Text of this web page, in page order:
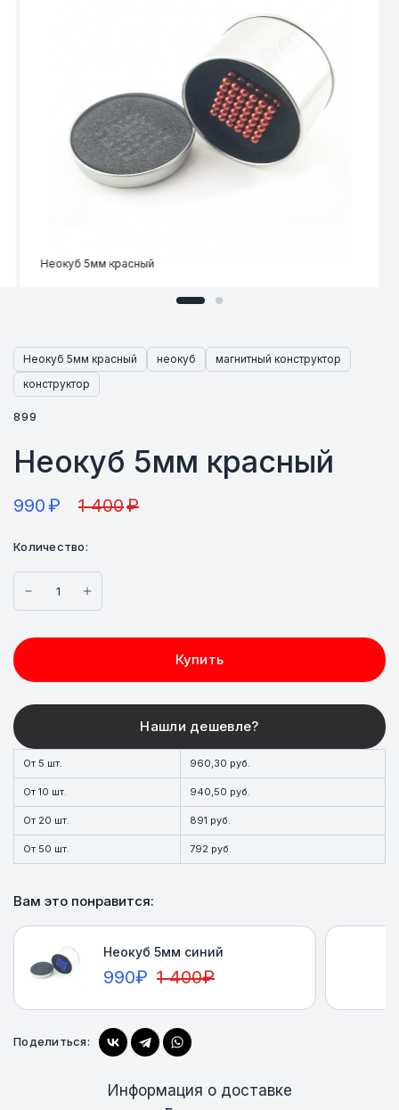
Неокуб 5мм красный
Неокуб 5мм красный неокуб
магнитный конструктор
конструктор
899
Неокуб 5мм красный
990₽ 1 400₽
Количество:
Купить
От 5 шт. 960,30 руб.
От 10 шт. 940,50 руб.
От 20 шт. 891 руб.
От 50 шт. 792 руб.
Вам это понравится:
Неокуб 5мм синий
990₽ 1 400₽
Купить
Поделиться:
Информация о доставке